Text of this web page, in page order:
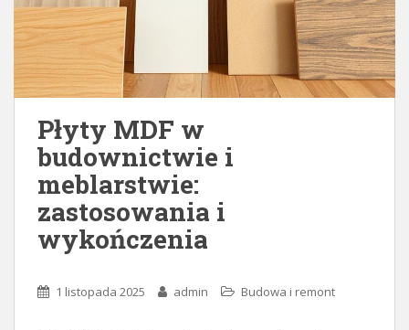
Płyty MDF w
budownictwie i
meblarstwie:
zastosowania i
wykończenia
1 listopada 2025 admin Budowa i remont